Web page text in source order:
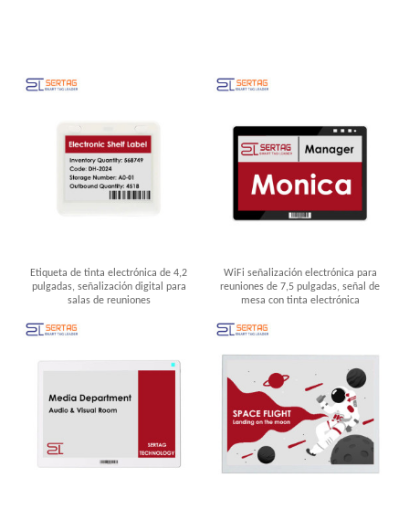
Etiqueta de tinta electrónica de 4,2
pulgadas, señalización digital para
salas de reuniones
WiFi señalización electrónica para
reuniones de 7,5 pulgadas, señal de
mesa con tinta electrónica